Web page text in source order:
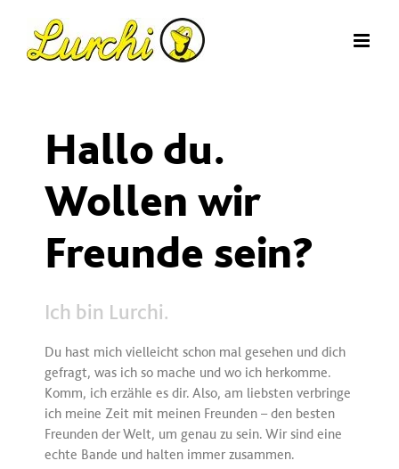
springen
Hallo du.
Wollen wir
Freunde sein?
Ich bin Lurchi.
Du hast mich vielleicht schon mal gesehen und dich
gefragt, was ich so mache und wo ich herkomme.
Komm, ich erzähle es dir. Also, am liebsten verbringe
ich meine Zeit mit meinen Freunden – den besten
Freunden der Welt, um genau zu sein. Wir sind eine
echte Bande und halten immer zusammen.